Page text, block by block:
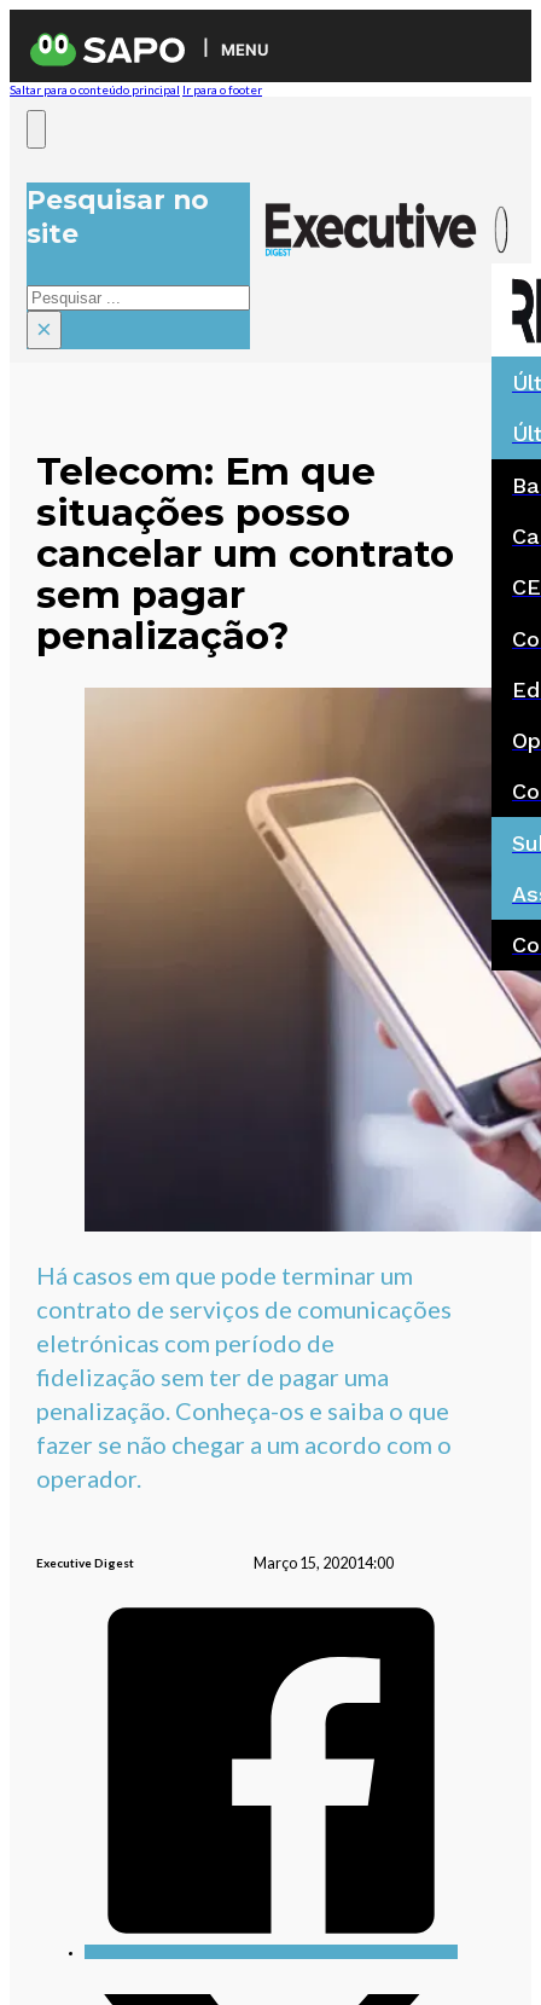
MENU
Saltar para o conteúdo principal Ir para o footer
Pesquisar no
site
Pesquisar
×
Telecom: Em que
situações posso
cancelar um contrato
sem pagar
penalização?
Há casos em que pode terminar um
contrato de serviços de comunicações
eletrónicas com período de
fidelização sem ter de pagar uma
penalização. Conheça-os e saiba o que
fazer se não chegar a um acordo com o
operador.
Executive Digest Março 15, 202014:00